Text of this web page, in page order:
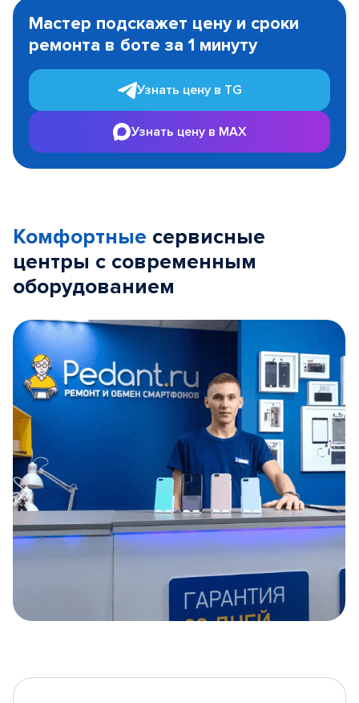
1
Мастер подскажет цену и сроки
ремонта в боте за 1 минуту
Узнать цену в TG
Узнать цену в MAX
Комфортные сервисные
центры с современным
оборудованием
5